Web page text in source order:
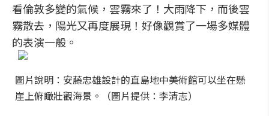
看倫敦多變的氣候，雲霧來了！大雨降下，而後雲
霧散去，陽光又再度展現！好像觀賞了一場多媒體
的表演一般。
圖片說明：安藤忠雄設計的直島地中美術館可以坐在懸
崖上俯瞰壯觀海景。（圖片提供：李清志）